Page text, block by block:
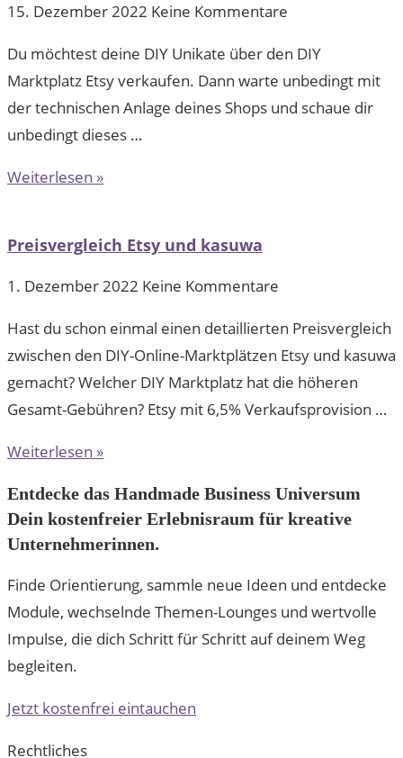
15. Dezember 2022 Keine Kommentare
Du möchtest deine DIY Unikate über den DIY
Marktplatz Etsy verkaufen. Dann warte unbedingt mit
der technischen Anlage deines Shops und schaue dir
unbedingt dieses …
Weiterlesen »
Preisvergleich Etsy und kasuwa
1. Dezember 2022 Keine Kommentare
Hast du schon einmal einen detaillierten Preisvergleich
zwischen den DIY-Online-Marktplätzen Etsy und kasuwa
gemacht? Welcher DIY Marktplatz hat die höheren
Gesamt-Gebühren? Etsy mit 6,5% Verkaufsprovision …
Weiterlesen »
Entdecke das Handmade Business Universum
Dein kostenfreier Erlebnisraum für kreative
Unternehmerinnen.
Finde Orientierung, sammle neue Ideen und entdecke
Module, wechselnde Themen-Lounges und wertvolle
Impulse, die dich Schritt für Schritt auf deinem Weg
begleiten.
Jetzt kostenfrei eintauchen
Rechtliches